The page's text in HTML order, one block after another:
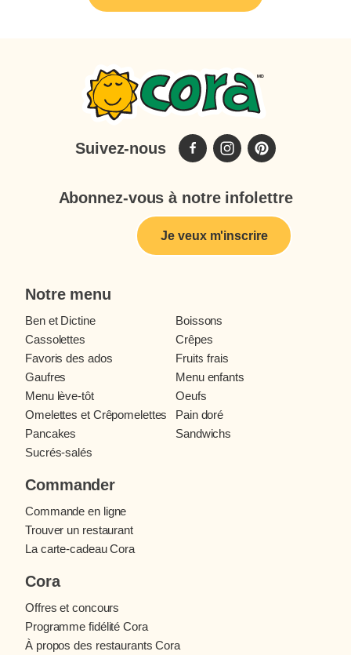
Suivez-nous
Abonnez-vous à notre infolettre
Je veux m'inscrire
Notre menu
Ben et Dictine
Boissons
Cassolettes
Crêpes
Favoris des ados
Fruits frais
Gaufres
Menu enfants
Menu lève-tôt
Oeufs
Omelettes et Crêpomelettes
Pain doré
Pancakes
Sandwichs
Sucrés-salés
Commander
Commande en ligne
Trouver un restaurant
La carte-cadeau Cora
Cora
Offres et concours
Programme fidélité Cora
À propos des restaurants Cora